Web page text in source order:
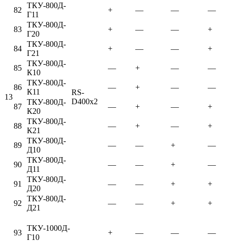
13
RS-
D400x2
82
ТКУ-800Д-
Г11
+ — — —
83
ТКУ-800Д-
Г20
+ — — +
84
ТКУ-800Д-
Г21
+ — — +
85
ТКУ-800Д-
К10
— + — —
86
ТКУ-800Д-
К11
— + — —
87
ТКУ-800Д-
К20
— + — +
88
ТКУ-800Д-
К21
— + — +
89
ТКУ-800Д-
Д10
— — + —
90
ТКУ-800Д-
Д11
— — + —
91
ТКУ-800Д-
Д20
— — + +
92
ТКУ-800Д-
Д21
— — + +
93
ТКУ-1000Д-
Г10
+ — — —